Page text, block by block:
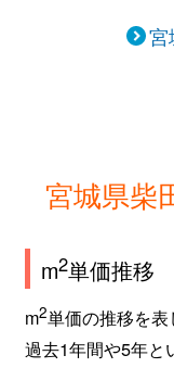
宮
宮城県柴
m2単価推移
m2単価の推移を表
過去1年間や5年と